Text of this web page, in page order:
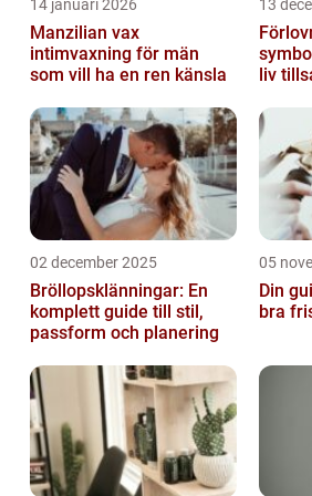
14 januari 2026
Manzilian vax
intimvaxning för män
som vill ha en ren känsla
13
liv
02 december 2025
Bröllopsklänningar: En
komplett guide till stil,
passform och planering
05
Din
bra